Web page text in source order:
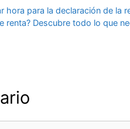
hora para la declaración de la
renta? Descubre todo lo que